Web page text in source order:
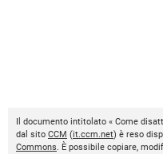
Il documento intitolato « Come
dal sito CCM (it.ccm.net) è reso
Commons. È possibile copiare,